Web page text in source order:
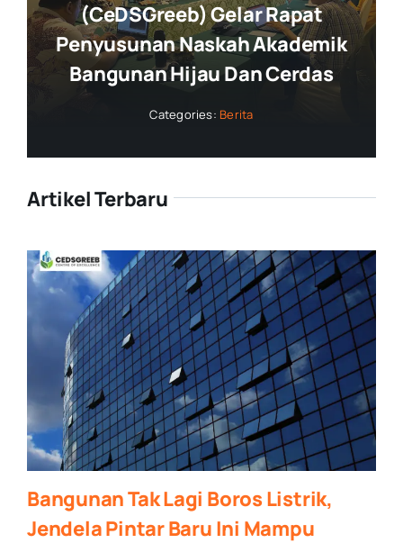
(CeDSGreeb) Gelar Rapat
Penyusunan Naskah Akademik
Bangunan Hijau Dan Cerdas
Categories: Berita
Artikel Terbaru
Bangunan Tak Lagi Boros Listrik,
Jendela Pintar Baru Ini Mampu